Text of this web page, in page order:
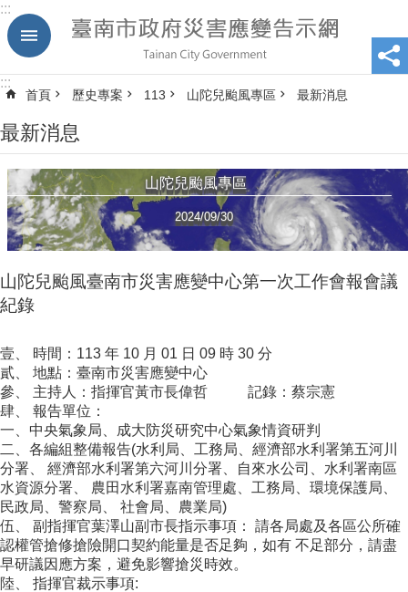
跳到主要內容區塊
:::
:::
首頁 歷史專案 113 山陀兒颱風專區 最新消息
最新消息
山陀兒颱風專區
2024/09/30
山陀兒颱風臺南市災害應變中心第一次工作會報會議
紀錄
壹、 時間：113 年 10 月 01 日 09 時 30 分
貳、 地點：臺南市災害應變中心
參、 主持人：指揮官黃市長偉哲 記錄：蔡宗憲
肆、 報告單位：
一、中央氣象局、成大防災研究中心氣象情資研判
二、各編組整備報告(水利局、工務局、經濟部水利署第五河川
分署、 經濟部水利署第六河川分署、自來水公司、水利署南區
水資源分署、 農田水利署嘉南管理處、工務局、環境保護局、
民政局、警察局、 社會局、農業局)
伍、 副指揮官葉澤山副市長指示事項： 請各局處及各區公所確
認權管搶修搶險開口契約能量是否足夠，如有 不足部分，請盡
早研議因應方案，避免影響搶災時效。
陸、 指揮官裁示事項: